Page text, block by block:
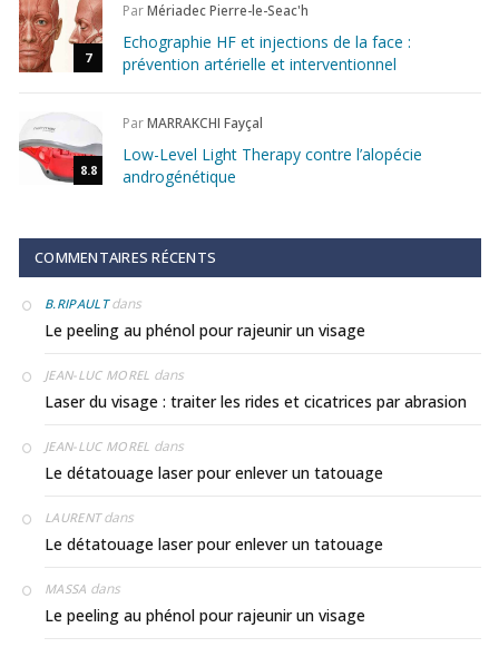
7
ParMériadec Pierre-le-Seac'h
Echographie HF et injections de la face :
prévention artérielle et interventionnel
8.8
ParMARRAKCHI Fayçal
Low-Level Light Therapy contre l’alopécie
androgénétique
COMMENTAIRES RÉCENTS
B.RIPAULTdans
Le peeling au phénol pour rajeunir un visage
JEAN-LUC MOREL dans
Laser du visage : traiter les rides et cicatrices par abrasion
JEAN-LUC MOREL dans
Le détatouage laser pour enlever un tatouage
LAURENTdans
Le détatouage laser pour enlever un tatouage
MASSA dans
Le peeling au phénol pour rajeunir un visage